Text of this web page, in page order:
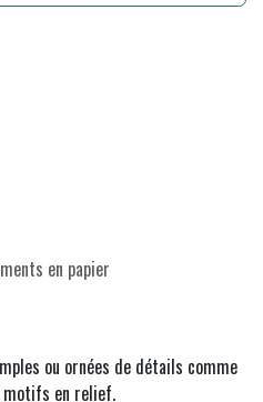
en papier
ou ornées de détails comme
motifs en relief.